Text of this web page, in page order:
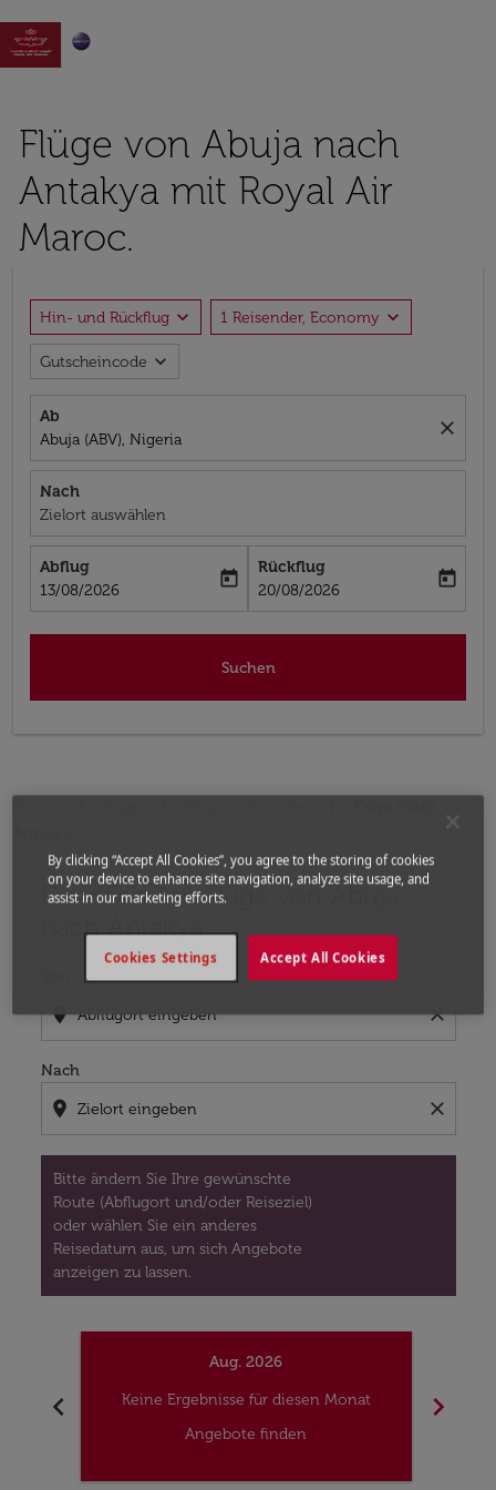

Flüge von Abuja nach
Antakya mit Royal Air
Maroc.
Hin- und Rückflug expand_more 1 Reisender, Economy expand_more
Gutscheincode expand_more
Ab
Abuja (ABV), Nigeria
close
Nach
Zielort auswählen
Abflug
fc-booking-departure-date-aria-label
13/08/2026
today
Rückflug
fc-booking-return-date-aria-label
20/08/2026
today
Suchen
Die nächsten Flüge von Abuja
nach Antakya
location_on close
Nach
location_on close
Bitte ändern Sie Ihre gewünschte
Route (Abflugort und/oder Reiseziel)
oder wählen Sie ein anderes
Reisedatum aus, um sich Angebote
anzeigen zu lassen.
Bitte ändern Sie Ihre gewünschte Route (Abflugort
chevron_left
Aug. 2026
Keine Ergebnisse für diesen Monat
Angebote finden
chevron_right
By clicking “Accept All Cookies”, you agree to the storing of cookies
on your device to enhance site navigation, analyze site usage, and
assist in our marketing efforts.
Accept All Cookies
Cookies Settings